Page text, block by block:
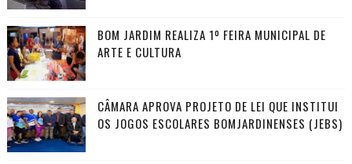
BOM JARDIM REALIZA 1º FEIRA MUNICIPAL DE
ARTE E CULTURA
CÂMARA APROVA PROJETO DE LEI QUE INSTITUI
OS JOGOS ESCOLARES BOMJARDINENSES (JEBS)